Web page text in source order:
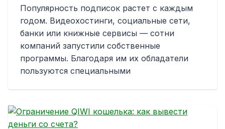
Популярность подписок растет с каждым
годом. Видеохостинги, социальные сети,
банки или книжные сервисы — сотни
компаний запустили собственные
программы. Благодаря им их обладатели
пользуются специальными